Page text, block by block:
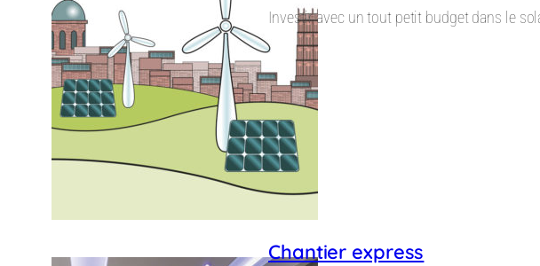
Investir avec un tout petit budget dans le
Chantier express